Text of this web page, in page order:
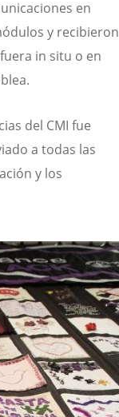
en
y recibieron
in situ o en
del CMI fue
a todas las
y los